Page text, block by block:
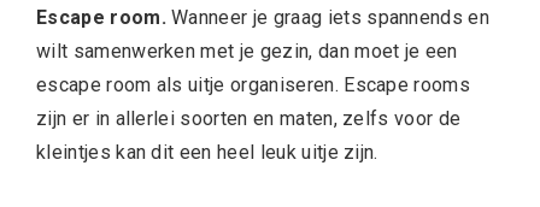
Escape room.Wanneer je graag iets spannends en
wilt samenwerken met je gezin, dan moet je een
escape room als uitje organiseren. Escape rooms
zijn er in allerlei soorten en maten, zelfs voor de
kleintjes kan dit een heel leuk uitje zijn.